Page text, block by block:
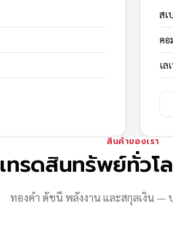
สเ
คอ
เล
สินค้าของเรา
เทรดสินทรัพย์ทั่วโ
ทองคำ ดัชนี พลังงาน และสกุลเงิน —